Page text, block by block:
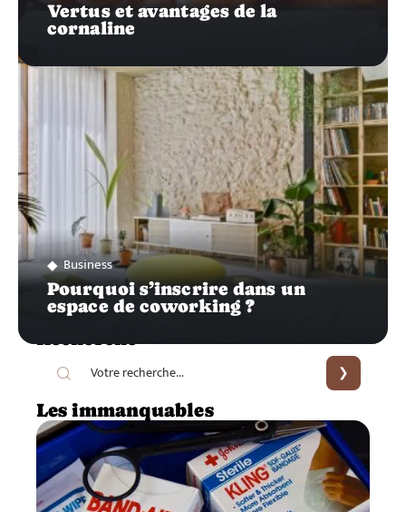
Vertus et avantages de la
cornaline
Business
Pourquoi s’inscrire dans un
espace de coworking ?
Recherche
Les immanquables